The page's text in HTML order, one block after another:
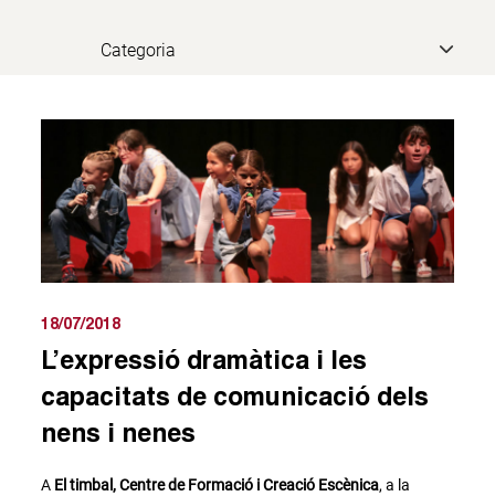
18/07/2018
L’expressió dramàtica i les
capacitats de comunicació dels
nens i nenes
A El timbal, Centre de Formació i Creació Escènica, a la